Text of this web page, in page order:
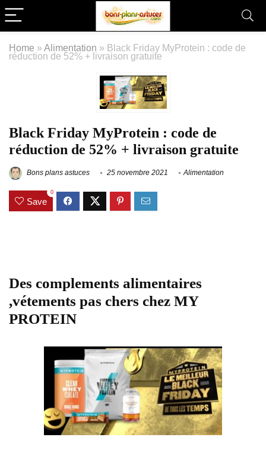
Home » Alimentation » Black Friday MyProtein : code de
réduction de 52% + livraison gratuite
Black Friday MyProtein : code de
réduction de 52% + livraison gratuite
Bons plans astuces 25 novembre 2021 Alimentation
Save
0
Des complements alimentaires
,vétements pas chers chez MY
PROTEIN